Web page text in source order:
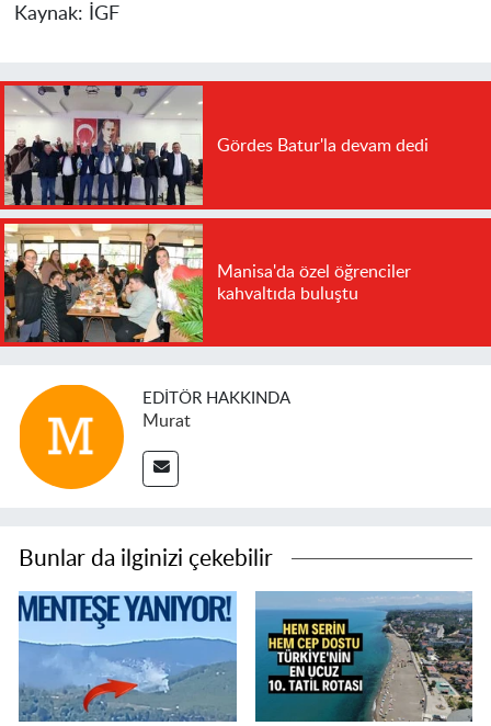
Kaynak: İGF
Gördes Batur'la devam dedi
Manisa'da özel öğrenciler
kahvaltıda buluştu
EDITÖR HAKKINDA
Murat
Bunlar da ilginizi çekebilir